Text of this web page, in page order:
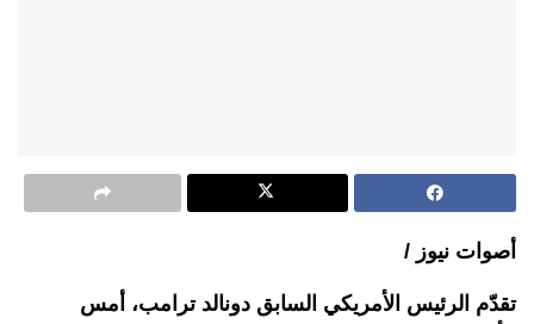
أصوات نيوز /
تقدّم الرئيس الأمريكي السابق دونالد ترامب، أمس